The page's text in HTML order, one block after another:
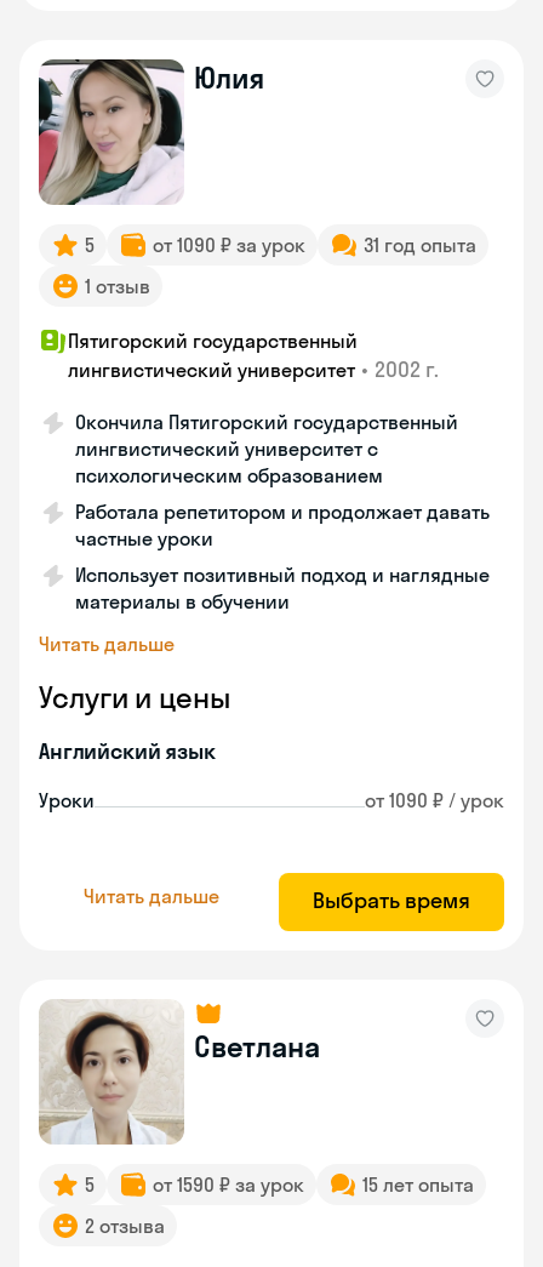
Юлия
5 от 1090 ₽ за урок
31 год опыта
1 отзыв
Пятигорский государственный
лингвистический университет • 2002 г.
Окончила Пятигорский государственный
лингвистический университет с
психологическим образованием
Работала репетитором и продолжает давать
частные уроки
Использует позитивный подход и наглядные
материалы в обучении
Читать дальше
Услуги и цены
Английский язык
Уроки от 1090 ₽ / урок
Читать дальше Выбрать время
Светлана
5 от 1590 ₽ за урок
15 лет опыта
2 отзыва